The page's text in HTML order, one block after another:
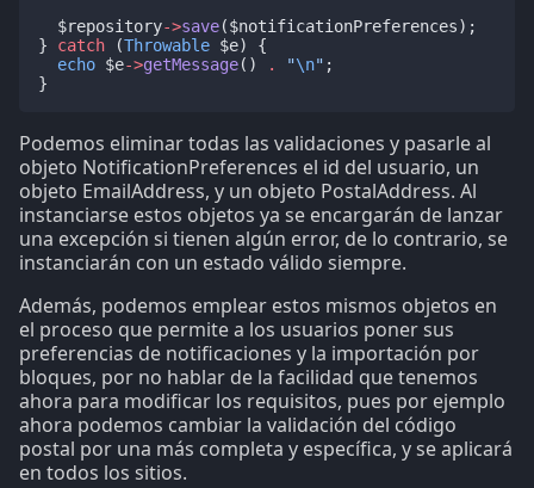
  $repository
->save($notificationPreferences);
} catch (Throwable $e) {
echo $e->getMessage() . "\n" ;
}
Podemos eliminar todas las validaciones y pasarle al
objeto NotificationPreferences el id del usuario, un
objeto EmailAddress, y un objeto PostalAddress. Al
instanciarse estos objetos ya se encargarán de lanzar
una excepción si tienen algún error, de lo contrario, se
instanciarán con un estado válido siempre.
Además, podemos emplear estos mismos objetos en
el proceso que permite a los usuarios poner sus
preferencias de notificaciones y la importación por
bloques, por no hablar de la facilidad que tenemos
ahora para modificar los requisitos, pues por ejemplo
ahora podemos cambiar la validación del código
postal por una más completa y específica, y se aplicará
en todos los sitios.